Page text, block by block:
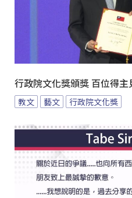
行政院文化獎頒獎 百位得主
教文 藝文 行政院文化獎